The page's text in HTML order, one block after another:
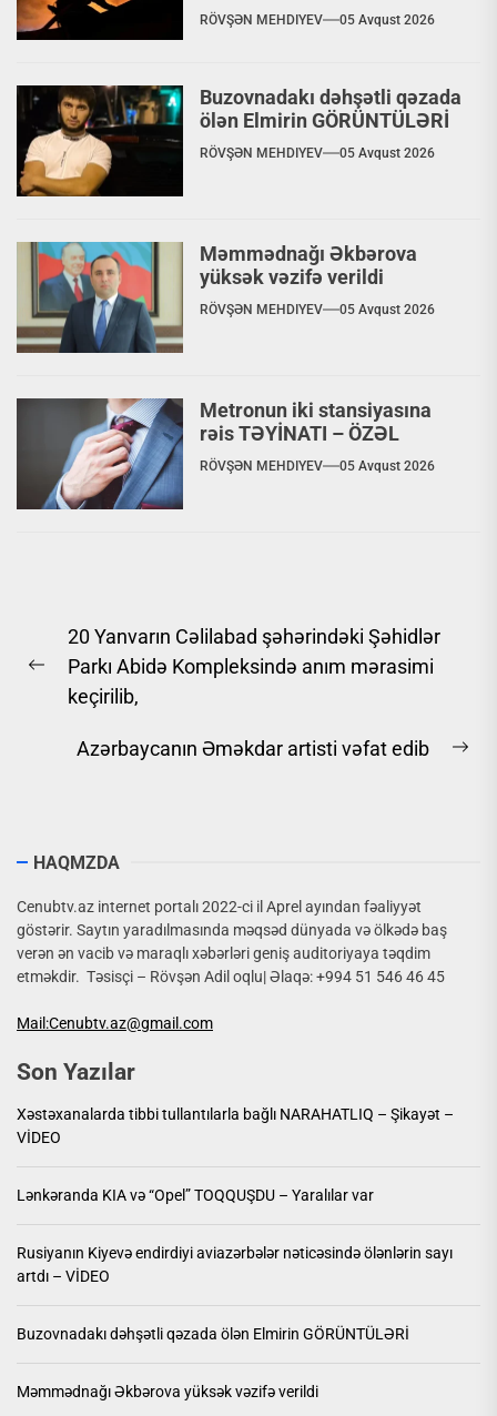
RÖVŞƏN MEHDIYEV 05 Avqust 2026
Buzovnadakı dəhşətli qəzada
ölən Elmirin GÖRÜNTÜLƏRİ
RÖVŞƏN MEHDIYEV 05 Avqust 2026
Məmmədnağı Əkbərova
yüksək vəzifə verildi
RÖVŞƏN MEHDIYEV 05 Avqust 2026
Metronun iki stansiyasına
rəis TƏYİNATI – ÖZƏL
RÖVŞƏN MEHDIYEV 05 Avqust 2026
naviqasiyası
Previous
post:
20 Yanvarın Cəlilabad şəhərindəki Şəhidlər
Parkı Abidə Kompleksində anım mərasimi
keçirilib,
Azərbaycanın Əməkdar artisti vəfat edib
HAQMZDA
Cenubtv.az internet portalı 2022-ci il Aprel ayından fəaliyyət
göstərir. Saytın yaradılmasında məqsəd dünyada və ölkədə baş
verən ən vacib və maraqlı xəbərləri geniş auditoriyaya təqdim
etməkdir. Təsisçi – Rövşən Adil oqlu| Əlaqə: +994 51 546 46 45
Mail:Cenubtv.az@gmail.com
Son Yazılar
Xəstəxanalarda tibbi tullantılarla bağlı NARAHATLIQ – Şikayət –
VİDEO
Lənkəranda KIA və “Opel” TOQQUŞDU – Yaralılar var
Rusiyanın Kiyevə endirdiyi aviazərbələr nəticəsində ölənlərin sayı
artdı – VİDEO
Buzovnadakı dəhşətli qəzada ölən Elmirin GÖRÜNTÜLƏRİ
Məmmədnağı Əkbərova yüksək vəzifə verildi